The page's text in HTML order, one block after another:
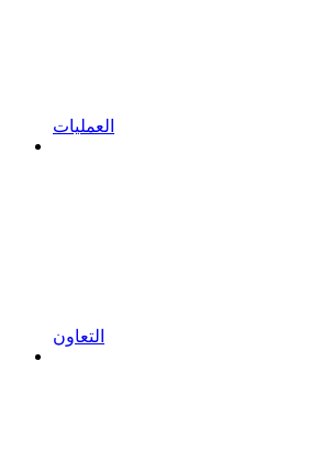
العمليات
التعاون